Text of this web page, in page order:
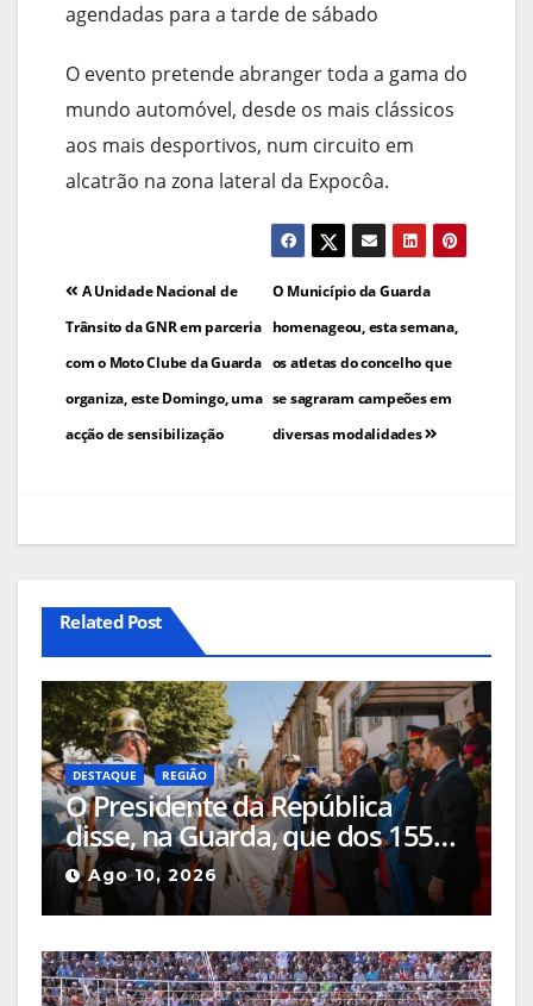
agendadas para a tarde de sábado
O evento pretende abranger toda a gama do
mundo automóvel, desde os mais clássicos
aos mais desportivos, num circuito em
alcatrão na zona lateral da Expocôa.
Navegação
de
artigos
O Município da Guarda
homenageou, esta semana,
os atletas do concelho que
se sagraram campeões em
diversas modalidades
A Unidade Nacional de
Trânsito da GNR em parceria
com o Moto Clube da Guarda
organiza, este Domingo, uma
acção de sensibilização
Related Post
DESTAQUE REGIÃO
O Presidente da República
disse, na Guarda, que dos 155
milhões de euros anunciados
para a revitalização do Parque
Natural da Serra da Estrela,
«quase nada foi investido» até
ao momento
Ago 10, 2026